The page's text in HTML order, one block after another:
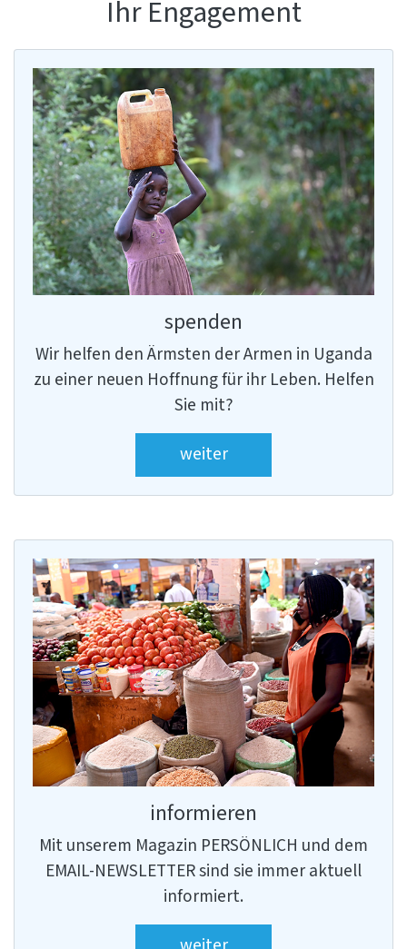
Ihr Engagement
spenden
Wir helfen den Ärmsten der Armen in Uganda
zu einer neuen Hoffnung für ihr Leben. Helfen
Sie mit?
weiter
informieren
Mit unserem Magazin PERSÖNLICH und dem
EMAIL-NEWSLETTER sind sie immer aktuell
informiert.